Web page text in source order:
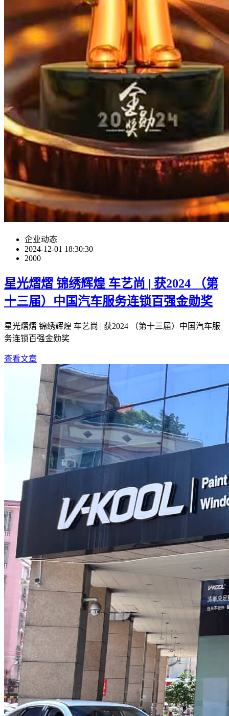
企业动态
2024-12-01 18:30:30
2000
星光熠熠 锦绣辉煌 车艺尚 | 获2024 （第
十三届）中国汽车服务连锁百强金勋奖
星光熠熠 锦绣辉煌 车艺尚 | 获2024 （第十三届）中国汽车服
务连锁百强金勋奖
查看文章